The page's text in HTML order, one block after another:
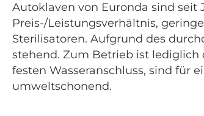
Autoklaven von Euronda sind
Preis-/Leistungsverhältnis,
Sterilisatoren. Aufgrund des
stehend. Zum Betrieb ist lediglich
festen Wasseranschluss, sind für
umweltschonend.